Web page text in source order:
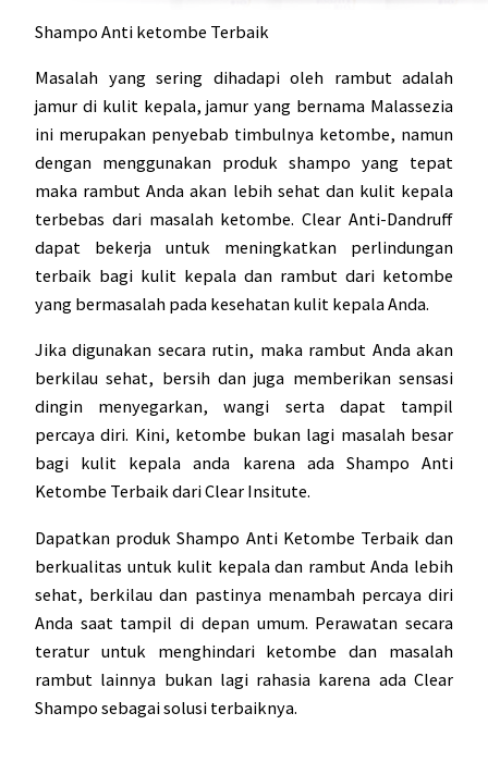
Shampo Anti ketombe Terbaik
Masalah yang sering dihadapi oleh rambut adalah
jamur di kulit kepala, jamur yang bernama Malassezia
ini merupakan penyebab timbulnya ketombe, namun
dengan menggunakan produk shampo yang tepat
maka rambut Anda akan lebih sehat dan kulit kepala
terbebas dari masalah ketombe. Clear Anti-Dandruff
dapat bekerja untuk meningkatkan perlindungan
terbaik bagi kulit kepala dan rambut dari ketombe
yang bermasalah pada kesehatan kulit kepala Anda.
Jika digunakan secara rutin, maka rambut Anda akan
berkilau sehat, bersih dan juga memberikan sensasi
dingin menyegarkan, wangi serta dapat tampil
percaya diri. Kini, ketombe bukan lagi masalah besar
bagi kulit kepala anda karena ada Shampo Anti
Ketombe Terbaikdari Clear Insitute.
Dapatkan produkShampo Anti Ketombe Terbaikdan
berkualitas untuk kulit kepala dan rambut Anda lebih
sehat, berkilau dan pastinya menambah percaya diri
Anda saat tampil di depan umum. Perawatan secara
teratur untuk menghindari ketombe dan masalah
rambut lainnya bukan lagi rahasia karena ada Clear
Shampo sebagai solusi terbaiknya.